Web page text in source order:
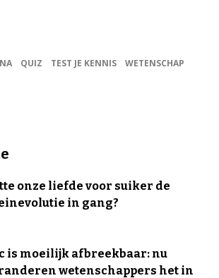
QUIZ TEST JE KENNIS WETENSCHAP
onze liefde voor suiker de
in gang?
is moeilijk afbreekbaar: nu
wetenschappers het in